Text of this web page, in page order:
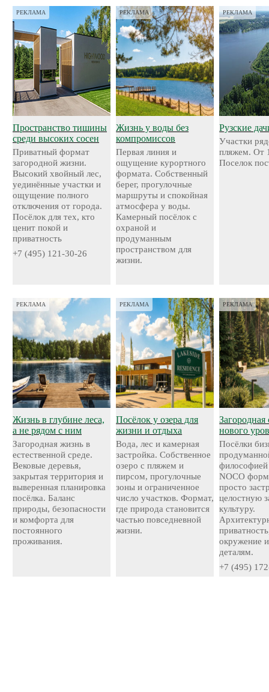
РЕКЛАМА
Пространство тишины
среди высоких сосен
Приватный формат
загородной жизни.
Высокий хвойный лес,
уединённые участки и
ощущение полного
отключения от города.
Посёлок для тех, кто
ценит покой и
приватность
+7 (495) 121-30-26
РЕКЛАМА
Жизнь у воды без
компромиссов
Первая линия и
ощущение курортного
формата. Собственный
берег, прогулочные
маршруты и спокойная
атмосфера у воды.
Камерный посёлок с
охраной и
продуманным
пространством для
жизни.
РЕКЛАМА
Рузские
Участки
пляжем. От
Поселок
РЕКЛАМА
Жизнь в глубине леса,
а не рядом с ним
Загородная жизнь в
естественной среде.
Вековые деревья,
закрытая территория и
выверенная планировка
посёлка. Баланс
природы, безопасности
и комфорта для
постоянного
проживания.
РЕКЛАМА
Посёлок у озера для
жизни и отдыха
Вода, лес и камерная
застройка. Собственное
озеро с пляжем и
пирсом, прогулочные
зоны и ограниченное
число участков. Формат,
где природа становится
частью повседневной
жизни.
РЕКЛАМА
Загородная
нового
Посёлки
NOCO
просто
целостную
культуру.
окружение
деталям.
+7 (495)